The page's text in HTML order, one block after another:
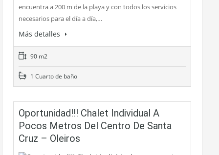
encuentra a 200 m de la playa y con todos los servicios
necesarios para el día a día,…
Más detalles
90 m2
1 Cuarto de baño
Oportunidad!!! Chalet Individual A
Pocos Metros Del Centro De Santa
Cruz – Oleiros